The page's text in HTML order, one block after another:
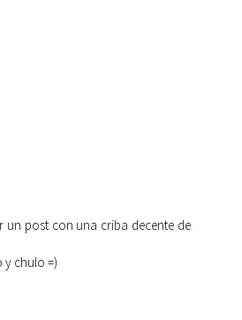
un post con una criba decente de
chulo =)